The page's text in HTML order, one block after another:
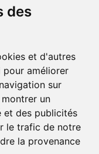
des
et d'autres
améliorer
sur
un
et des publicités
le trafic de notre
la provenance
collective